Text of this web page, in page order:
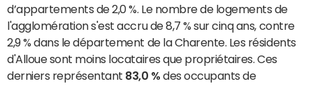
d’appartements de 2,0 %. Le nombre de logements de
l'agglomération s'est accru de 8,7 % sur cinq ans, contre
2,9 % dans le département de la Charente. Les résidents
d'Alloue sont moins locataires que propriétaires. Ces
derniers représentant 83,0 % des occupants de